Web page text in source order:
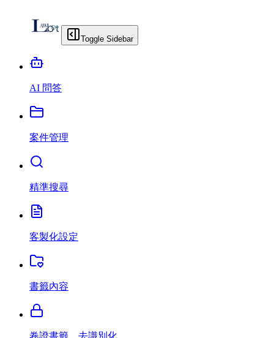
Toggle Sidebar
AI 問答
案件管理
精準搜尋
客製化設定
書籤內容
卷證書籤、去識別化